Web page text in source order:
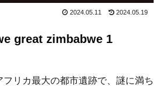
2024.05.11 2024.05.19
great zimbabwe 1
リカ最大の都市遺跡で、謎に満ち